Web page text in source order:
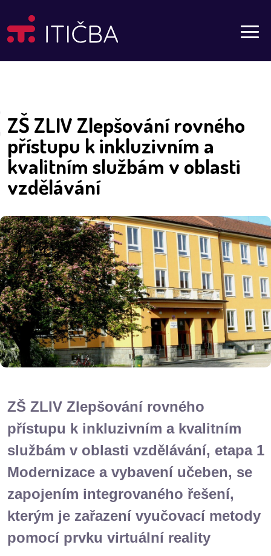
Aktuality
ZŠ ZLIV Zlepšování rovného
přístupu k inkluzivním a
kvalitním službám v oblasti
vzdělávání
ZŠ ZLIV Zlepšování rovného
přístupu k inkluzivním a kvalitním
službám v oblasti vzdělávání, etapa 1
Modernizace a vybavení učeben, se
zapojením integrovaného řešení,
kterým je zařazení vyučovací metody
pomocí prvku virtuální reality